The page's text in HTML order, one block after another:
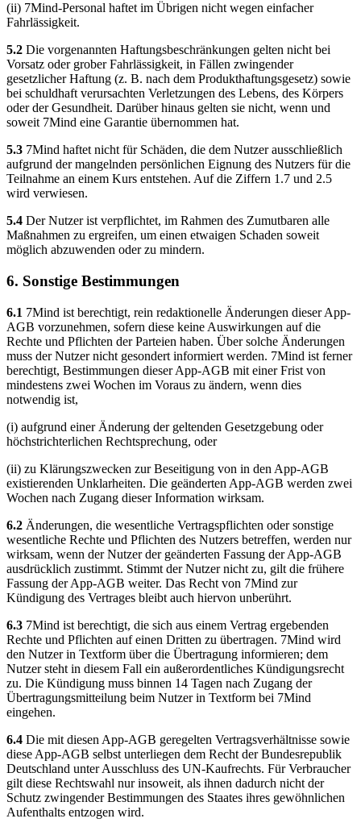
(ii) 7Mind-Personal haftet im Übrigen nicht wegen einfacher
Fahrlässigkeit.
5.2 Die vorgenannten Haftungsbeschränkungen gelten nicht bei
Vorsatz oder grober Fahrlässigkeit, in Fällen zwingender
gesetzlicher Haftung (z. B. nach dem Produkthaftungsgesetz) sowie
bei schuldhaft verursachten Verletzungen des Lebens, des Körpers
oder der Gesundheit. Darüber hinaus gelten sie nicht, wenn und
soweit 7Mind eine Garantie übernommen hat.
5.3 7Mind haftet nicht für Schäden, die dem Nutzer ausschließlich
aufgrund der mangelnden persönlichen Eignung des Nutzers für die
Teilnahme an einem Kurs entstehen. Auf die Ziffern 1.7 und 2.5
wird verwiesen.
5.4 Der Nutzer ist verpflichtet, im Rahmen des Zumutbaren alle
Maßnahmen zu ergreifen, um einen etwaigen Schaden soweit
möglich abzuwenden oder zu mindern.
6. Sonstige Bestimmungen
6.1 7Mind ist berechtigt, rein redaktionelle Änderungen dieser App-
AGB vorzunehmen, sofern diese keine Auswirkungen auf die
Rechte und Pflichten der Parteien haben. Über solche Änderungen
muss der Nutzer nicht gesondert informiert werden. 7Mind ist ferner
berechtigt, Bestimmungen dieser App-AGB mit einer Frist von
mindestens zwei Wochen im Voraus zu ändern, wenn dies
notwendig ist,
(i) aufgrund einer Änderung der geltenden Gesetzgebung oder
höchstrichterlichen Rechtsprechung, oder
(ii) zu Klärungszwecken zur Beseitigung von in den App-AGB
existierenden Unklarheiten. Die geänderten App-AGB werden zwei
Wochen nach Zugang dieser Information wirksam.
6.2 Änderungen, die wesentliche Vertragspflichten oder sonstige
wesentliche Rechte und Pflichten des Nutzers betreffen, werden nur
wirksam, wenn der Nutzer der geänderten Fassung der App-AGB
ausdrücklich zustimmt. Stimmt der Nutzer nicht zu, gilt die frühere
Fassung der App-AGB weiter. Das Recht von 7Mind zur
Kündigung des Vertrages bleibt auch hiervon unberührt.
6.3 7Mind ist berechtigt, die sich aus einem Vertrag ergebenden
Rechte und Pflichten auf einen Dritten zu übertragen. 7Mind wird
den Nutzer in Textform über die Übertragung informieren; dem
Nutzer steht in diesem Fall ein außerordentliches Kündigungsrecht
zu. Die Kündigung muss binnen 14 Tagen nach Zugang der
Übertragungsmitteilung beim Nutzer in Textform bei 7Mind
eingehen.
6.4 Die mit diesen App-AGB geregelten Vertragsverhältnisse sowie
diese App-AGB selbst unterliegen dem Recht der Bundesrepublik
Deutschland unter Ausschluss des UN-Kaufrechts. Für Verbraucher
gilt diese Rechtswahl nur insoweit, als ihnen dadurch nicht der
Schutz zwingender Bestimmungen des Staates ihres gewöhnlichen
Aufenthalts entzogen wird.